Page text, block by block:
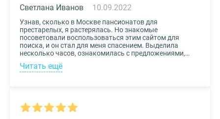
10.09.2022
Светлана Иванов
Узнав, сколько в Москве пансионатов для
престарелых, я растерялась. Но знакомые
посоветовали воспользоваться этим сайтом для
поиска, и он стал для меня спасением. Выделила
несколько часов, ознакомилась с предложениями,
доступными мне по цене и месту расположения и
выбрала два варианта. Связалась с администрацией
Читать ещё